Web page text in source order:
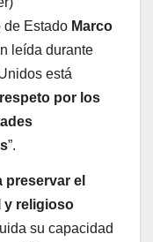
de Estado Marco
leída durante
está
por los
”.
el
y religioso
su capacidad